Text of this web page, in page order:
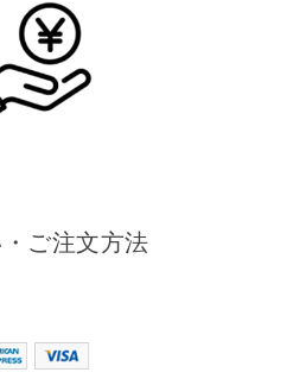
ご注文方法